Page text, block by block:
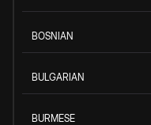
BOSNIAN
BULGARIAN
BURMESE